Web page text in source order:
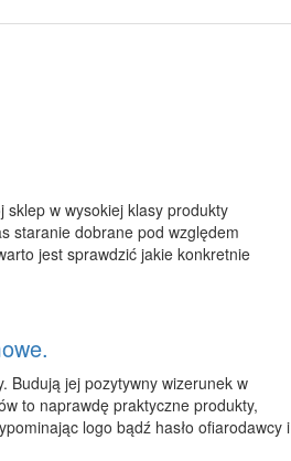
w wysokiej klasy produkty
staranie dobrane pod względem
jest sprawdzić jakie konkretnie
Budują jej pozytywny wizerunek w
to naprawdę praktyczne produkty,
logo bądź hasło ofiarodawcy i